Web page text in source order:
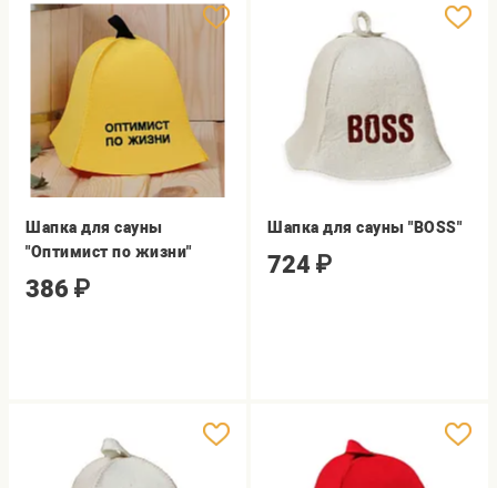
Шапка для сауны
"Оптимист по жизни"
386 ₽
Шапка для сауны "BOSS"
724 ₽